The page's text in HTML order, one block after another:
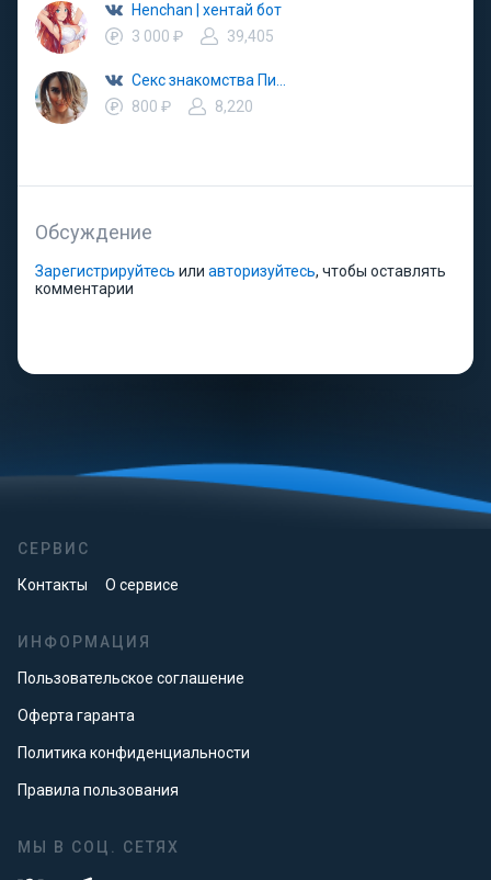
Henchan | хентай бот
3 000 ₽
39,405
800 ₽
8,220
Обсуждение
Зарегистрируйтесь или авторизуйтесь, чтобы оставлять
комментарии
СЕРВИС
Контакты О сервисе
ИНФОРМАЦИЯ
Пользовательское соглашение
Оферта гаранта
Политика конфиденциальности
Правила пользования
МЫ В СОЦ. СЕТЯХ